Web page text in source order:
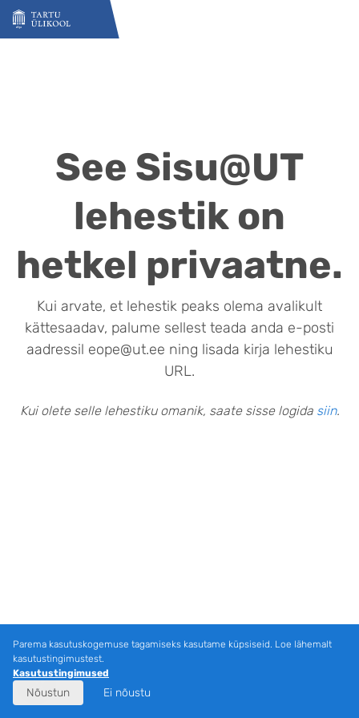
Liigu edasi põhisisu juurde
See Sisu@UT
lehestik on
hetkel privaatne.
Kui arvate, et lehestik peaks olema avalikult
kättesaadav, palume sellest teada anda e-posti
aadressil eope@ut.ee ning lisada kirja lehestiku
URL.
Kui olete selle lehestiku omanik, saate sisse logida siin.
Parema kasutuskogemuse tagamiseks kasutame küpsiseid. Loe lähemalt
kasutustingimustest.
Kasutustingimused
Nõustun Ei nõustu